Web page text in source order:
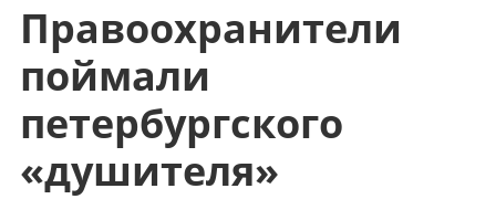
Перейти
содержимому
Правоохранители
поймали
петербургского
«душителя»